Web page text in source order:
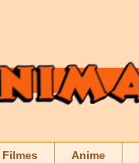
Filmes Anime